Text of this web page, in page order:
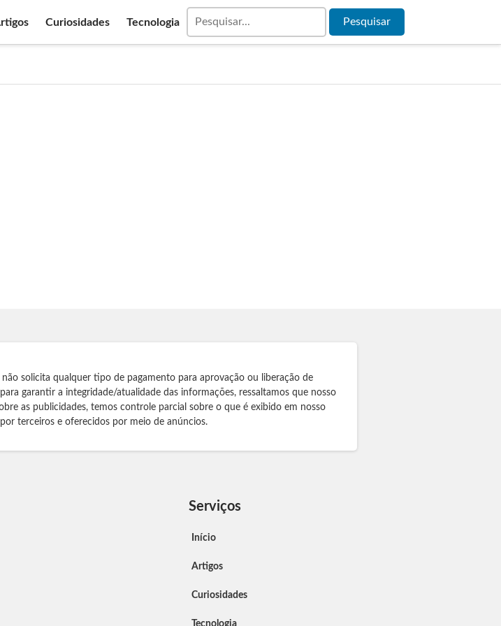
Curiosidades Tecnologia
solicita qualquer tipo de pagamento para aprovação ou liberação de
garantir a integridade/atualidade das informações, ressaltamos que nosso
as publicidades, temos controle parcial sobre o que é exibido em nosso
terceiros e oferecidos por meio de anúncios.
Serviços
Início
Artigos
Curiosidades
Tecnologia